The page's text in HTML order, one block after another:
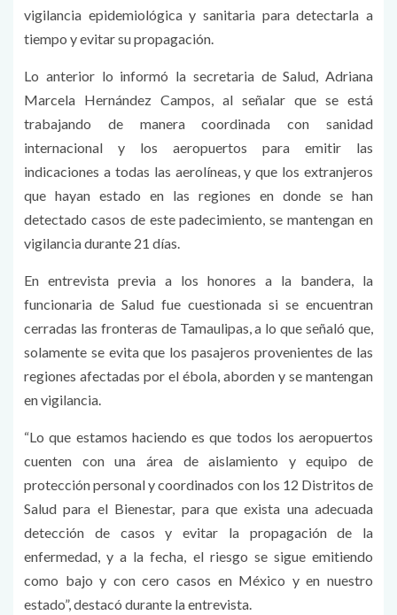
vigilancia epidemiológica y sanitaria para detectarla a
tiempo y evitar su propagación.
Lo anterior lo informó la secretaria de Salud, Adriana
Marcela Hernández Campos, al señalar que se está
trabajando de manera coordinada con sanidad
internacional y los aeropuertos para emitir las
indicaciones a todas las aerolíneas, y que los extranjeros
que hayan estado en las regiones en donde se han
detectado casos de este padecimiento, se mantengan en
vigilancia durante 21 días.
En entrevista previa a los honores a la bandera, la
funcionaria de Salud fue cuestionada si se encuentran
cerradas las fronteras de Tamaulipas, a lo que señaló que,
solamente se evita que los pasajeros provenientes de las
regiones afectadas por el ébola, aborden y se mantengan
en vigilancia.
“Lo que estamos haciendo es que todos los aeropuertos
cuenten con una área de aislamiento y equipo de
protección personal y coordinados con los 12 Distritos de
Salud para el Bienestar, para que exista una adecuada
detección de casos y evitar la propagación de la
enfermedad, y a la fecha, el riesgo se sigue emitiendo
como bajo y con cero casos en México y en nuestro
estado”, destacó durante la entrevista.